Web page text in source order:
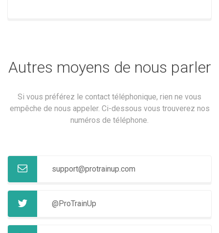
Autres moyens de nous parler
Si vous préférez le contact téléphonique, rien ne vous
empêche de nous appeler. Ci-dessous vous trouverez nos
numéros de téléphone.
support@protrainup.com
@ProTrainUp